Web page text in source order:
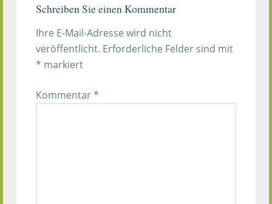
Schreiben Sie einen Kommentar
Ihre E-Mail-Adresse wird nicht
veröffentlicht. Erforderliche Felder sind mit
* markiert
Kommentar*